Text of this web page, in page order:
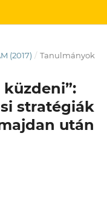
(2017) / Tanulmányok
stratégiák
után